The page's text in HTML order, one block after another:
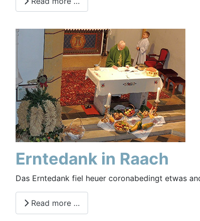
Erntedank in Raach
Das Erntedank fiel heuer coronabedingt etwas
Read more …